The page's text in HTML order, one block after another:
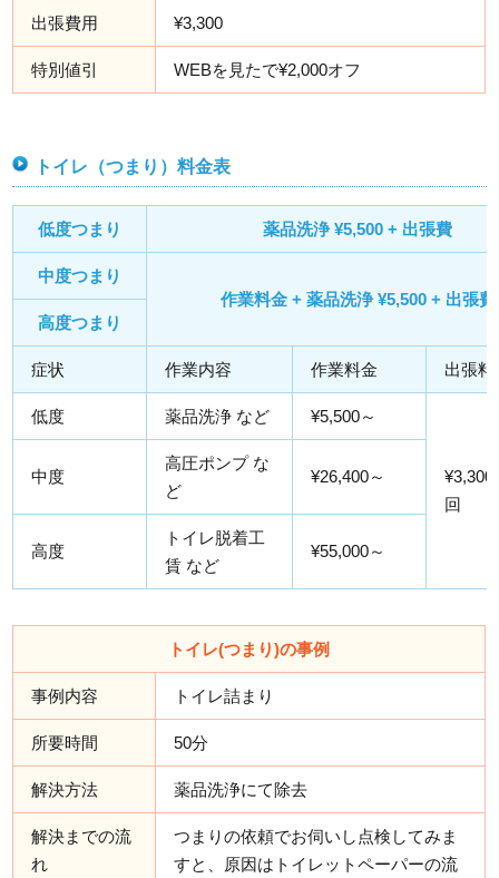
出張費用 ¥3,300
特別値引 WEBを見たで¥2,000オフ
トイレ（つまり）料金表
低度つまり 薬品洗浄 ¥5,500 + 出張費
中度つまり
作業料金 + 薬品洗浄 ¥5,500 + 出張費
高度つまり
症状 作業内容 作業料金 出張料
低度 薬品洗浄 など ¥5,500～
¥3,300
回
中度
高圧ポンプ な
ど
¥26,400～
高度
トイレ脱着工
賃 など
¥55,000～
トイレ(つまり)の事例
事例内容 トイレ詰まり
所要時間 50分
解決方法 薬品洗浄にて除去
解決までの流
れ
つまりの依頼でお伺いし点検してみま
すと、原因はトイレットペーパーの流